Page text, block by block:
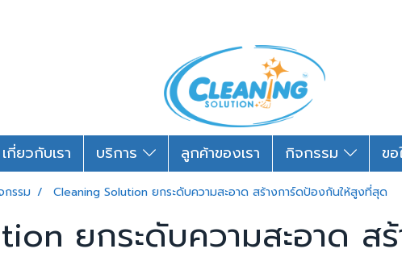
เกี่ยวกับเรา บริการ ลูกค้าของเรา กิจกรรม ขอ
กรรม Cleaning Solution ยกระดับความสะอาด สร้างการ์ดป้องกันให้สูงที่สุด
ยกระดับความสะอาด ส